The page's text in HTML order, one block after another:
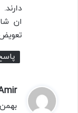
دارند.
ان
بهمن 17, 1402 در 7:07 ب.ظ